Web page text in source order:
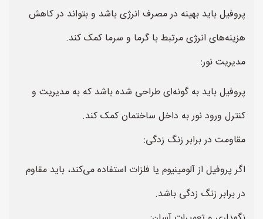
پروفیل باید بهینه در مصرف انرژی باشد و بتواند در کاهش
هزینه‌های انرژی مرتبط با گرما و سرما کمک کند.
مدیریت نور:
پروفیل باید به گونه‌ای طراحی شده باشد که به مدیریت و
کنترل ورود نور به داخل ساختمان کمک کند.
مقاومت در برابر زنگ زدگی:
اگر پروفیل از آلومینیوم یا فلزات استفاده می‌کند، باید مقاوم
در برابر زنگ زدگی باشد.